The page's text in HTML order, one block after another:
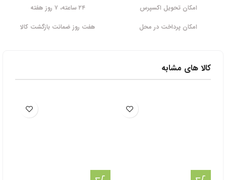
امکان تحویل اکسپرس
۲۴ ساعته، ۷ روز هفته
امکان پرداخت در محل
هفت روز ضمانت بازگشت کالا
کالا های مشابه